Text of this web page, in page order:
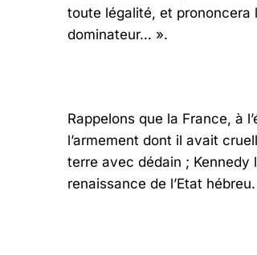
toute légalité, et prononcera
dominateur… ».
Rappelons que la France, à
l’armement dont il avait
terre avec dédain ; Kennedy
renaissance de l’Etat hébreu.